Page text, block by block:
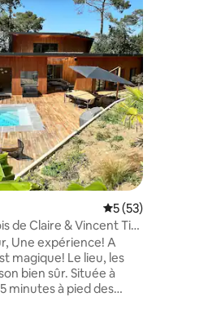
base de 8 commentaires : 5 sur 5
Évaluation
5 (53)
de Claire & Vincent Ti
Une expérience! A
Le lieu, les
sûr. Située à
minutes à pied des